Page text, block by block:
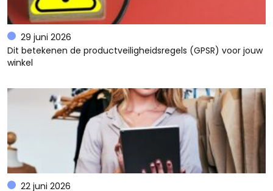
29 juni 2026
Dit betekenen de productveiligheidsregels (GPSR) voor jouw
winkel
22 juni 2026